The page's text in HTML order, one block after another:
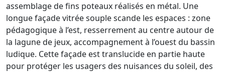
assemblage de fins poteaux réalisés en métal. Une
longue façade vitrée souple scande les espaces : zone
pédagogique à l’est, resserrement au centre autour de
la lagune de jeux, accompagnement à l’ouest du bassin
ludique. Cette façade est translucide en partie haute
pour protéger les usagers des nuisances du soleil, des